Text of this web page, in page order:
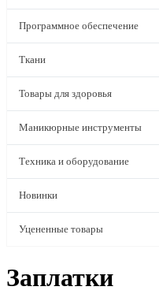
Программное обеспечение
Ткани
Товары для здоровья
Маникюрные инструменты
Техника и оборудование
Новинки
Уцененные товары
Заплатки